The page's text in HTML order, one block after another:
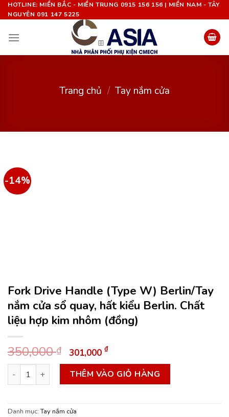
Chuyển
đến
dung
HOTLINE: MIỀN BẮC - MIỀN TRUNG 0915 156 156 | MIỀN NAM - TÂY
NGUYÊN 091 147 5225
Trang chủ / Tay nắm cửa
-14%
Fork Drive Handle (Type W) Berlin/Tay
nắm cửa sổ quay, hất kiểu Berlin. Chất
liệu hợp kim nhôm (đồng)
350,000₫ Giá
gốc
là:
350,000 ₫.
301,000₫Giá
hiện
tại
là:
301,000 ₫.
Fork Drive Handle (Type W) Berlin/Tay nắm cửa sổ quay,
THÊM VÀO GIỎ HÀNG
Danh mục:Tay nắm cửa